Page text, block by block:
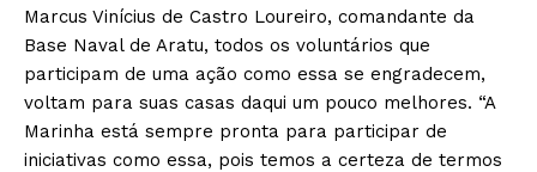
Marcus Vinícius de Castro Loureiro, comandante da
Base Naval de Aratu, todos os voluntários que
participam de uma ação como essa se engradecem,
voltam para suas casas daqui um pouco melhores. “A
Marinha está sempre pronta para participar de
iniciativas como essa, pois temos a certeza de termos